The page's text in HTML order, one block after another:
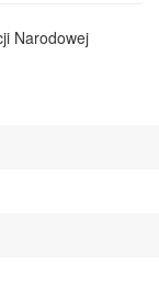
Narodowej